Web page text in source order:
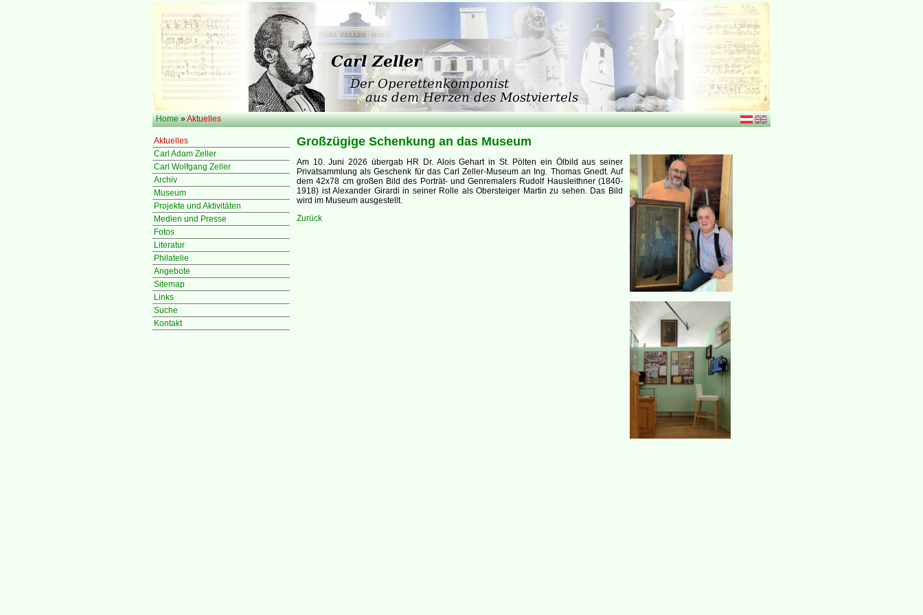
Home »Aktuelles
Aktuelles
Carl Adam Zeller
Carl Wolfgang Zeller
Archiv
Museum
Projekte und Aktivitäten
Medien und Presse
Fotos
Literatur
Philatelie
Angebote
Sitemap
Links
Suche
Kontakt
Großzügige Schenkung an das Museum
Am 10. Juni 2026 übergab HR Dr. Alois Gehart in St. Pölten ein Ölbild aus seiner
Privatsammlung als Geschenk für das Carl Zeller-Museum an Ing. Thomas Gnedt. Auf
dem 42x78 cm großen Bild des Porträt- und Genremalers Rudolf Hausleithner (1840-
1918) ist Alexander Girardi in seiner Rolle als Obersteiger Martin zu sehen. Das Bild
wird im Museum ausgestellt.
Zurück